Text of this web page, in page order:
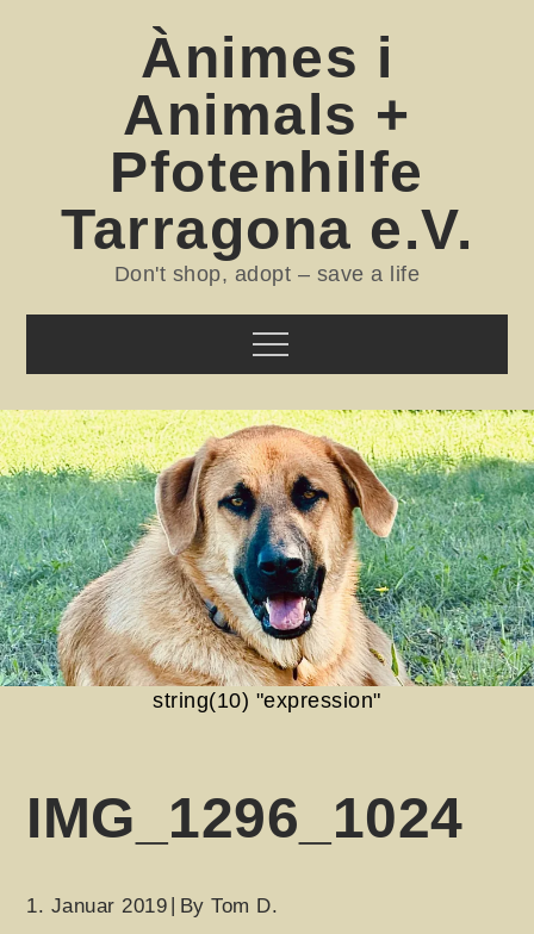
Ànimes i
Animals +
Pfotenhilfe
Tarragona e.V.
Don't shop, adopt – save a life
Menu
string(10) "expression"
IMG_1296_1024
1. Januar 2019 ByTom D.